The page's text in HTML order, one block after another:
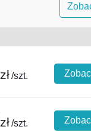
zł/szt.
zł/szt.